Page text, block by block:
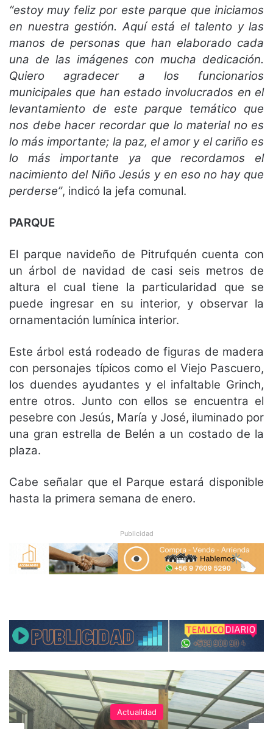
“estoy muy feliz por este parque que iniciamos
en nuestra gestión. Aquí está el talento y las
manos de personas que han elaborado cada
una de las imágenes con mucha dedicación.
Quiero agradecer a los funcionarios
municipales que han estado involucrados en el
levantamiento de este parque temático que
nos debe hacer recordar que lo material no es
lo más importante; la paz, el amor y el cariño es
lo más importante ya que recordamos el
nacimiento del Niño Jesús y en eso no hay que
perderse”, indicó la jefa comunal.
PARQUE
El parque navideño de Pitrufquén cuenta con
un árbol de navidad de casi seis metros de
altura el cual tiene la particularidad que se
puede ingresar en su interior, y observar la
ornamentación lumínica interior.
Este árbol está rodeado de figuras de madera
con personajes típicos como el Viejo Pascuero,
los duendes ayudantes y el infaltable Grinch,
entre otros. Junto con ellos se encuentra el
pesebre con Jesús, María y José, iluminado por
una gran estrella de Belén a un costado de la
plaza.
Cabe señalar que el Parque estará disponible
hasta la primera semana de enero.
Publicidad
Actualidad